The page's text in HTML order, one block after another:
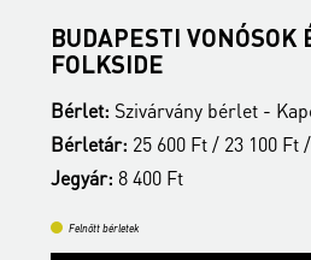
BUDAPESTI VONÓSOK
FOLKSIDE
Bérlet: Szivárvány bérlet -
Bérletár: 25 600 Ft / 23 100 Ft
Jegyár: 8 400 Ft
Felnőtt bérletek